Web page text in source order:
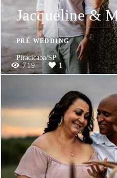
Jacqueline &
PRÉ WEDDING
Piracicaba/SP
719
1